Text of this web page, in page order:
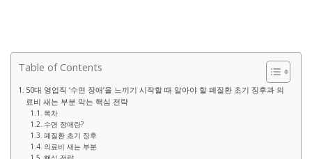
Table of Contents
50대 영업직 ‘수면 장애’을 느끼기 시작할 때 알아야 할 폐질환 초기 징후과 의
료비 새는 부분 막는 핵심 전략
목차
수면 장애란?
폐질환 초기 징후
의료비 새는 부분